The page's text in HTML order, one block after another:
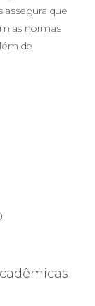
assegura que
as normas
de